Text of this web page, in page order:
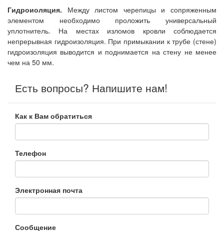
Гидроиоляция. Между листом черепицы и сопряженным
элементом необходимо проложить универсальный
уплотнитель. На местах изломов кровли соблюдается
непрерывная гидроизоляция. При примыкании к трубе (стене)
гидроизоляция выводится и поднимается на стену не менее
чем на 50 мм.
Есть вопросы? Напишите нам!
Как к Вам обратиться
Телефон
Электронная почта
Сообщение